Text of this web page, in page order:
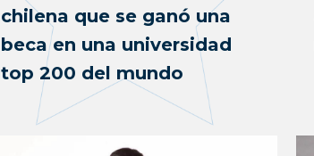
chilena que se ganó una
beca en una universidad
top 200 del mundo